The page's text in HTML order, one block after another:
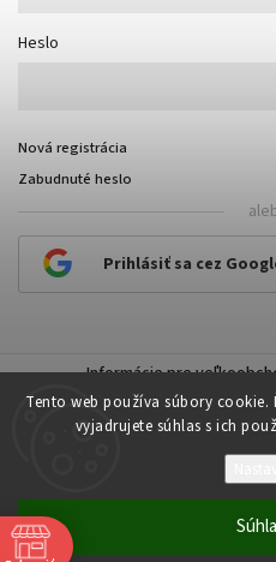
Tento web používa súbory
vyjadrujete súhlas s ich
Heslo
Nová registrácia
Zabudnuté heslo
Prihlásiť sa cez
Informácie pre
Plastick.